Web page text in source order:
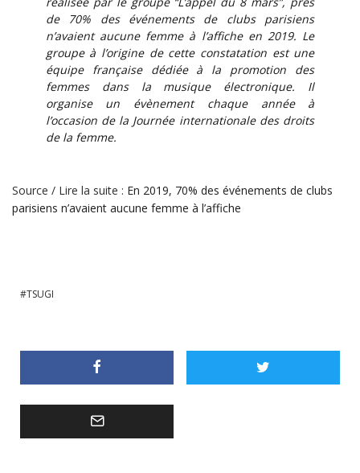
de 70% des événements de clubs parisiens
n’avaient aucune femme à l’affiche en 2019. Le
groupe à l’origine de cette constatation est une
équipe française dédiée à la promotion des
femmes dans la musique électronique. Il
organise un évènement chaque année à
l’occasion de la Journée internationale des droits
de la femme.
Source / Lire la suite : En 2019, 70% des événements de clubs
parisiens n’avaient aucune femme à l’affiche
TSUGI